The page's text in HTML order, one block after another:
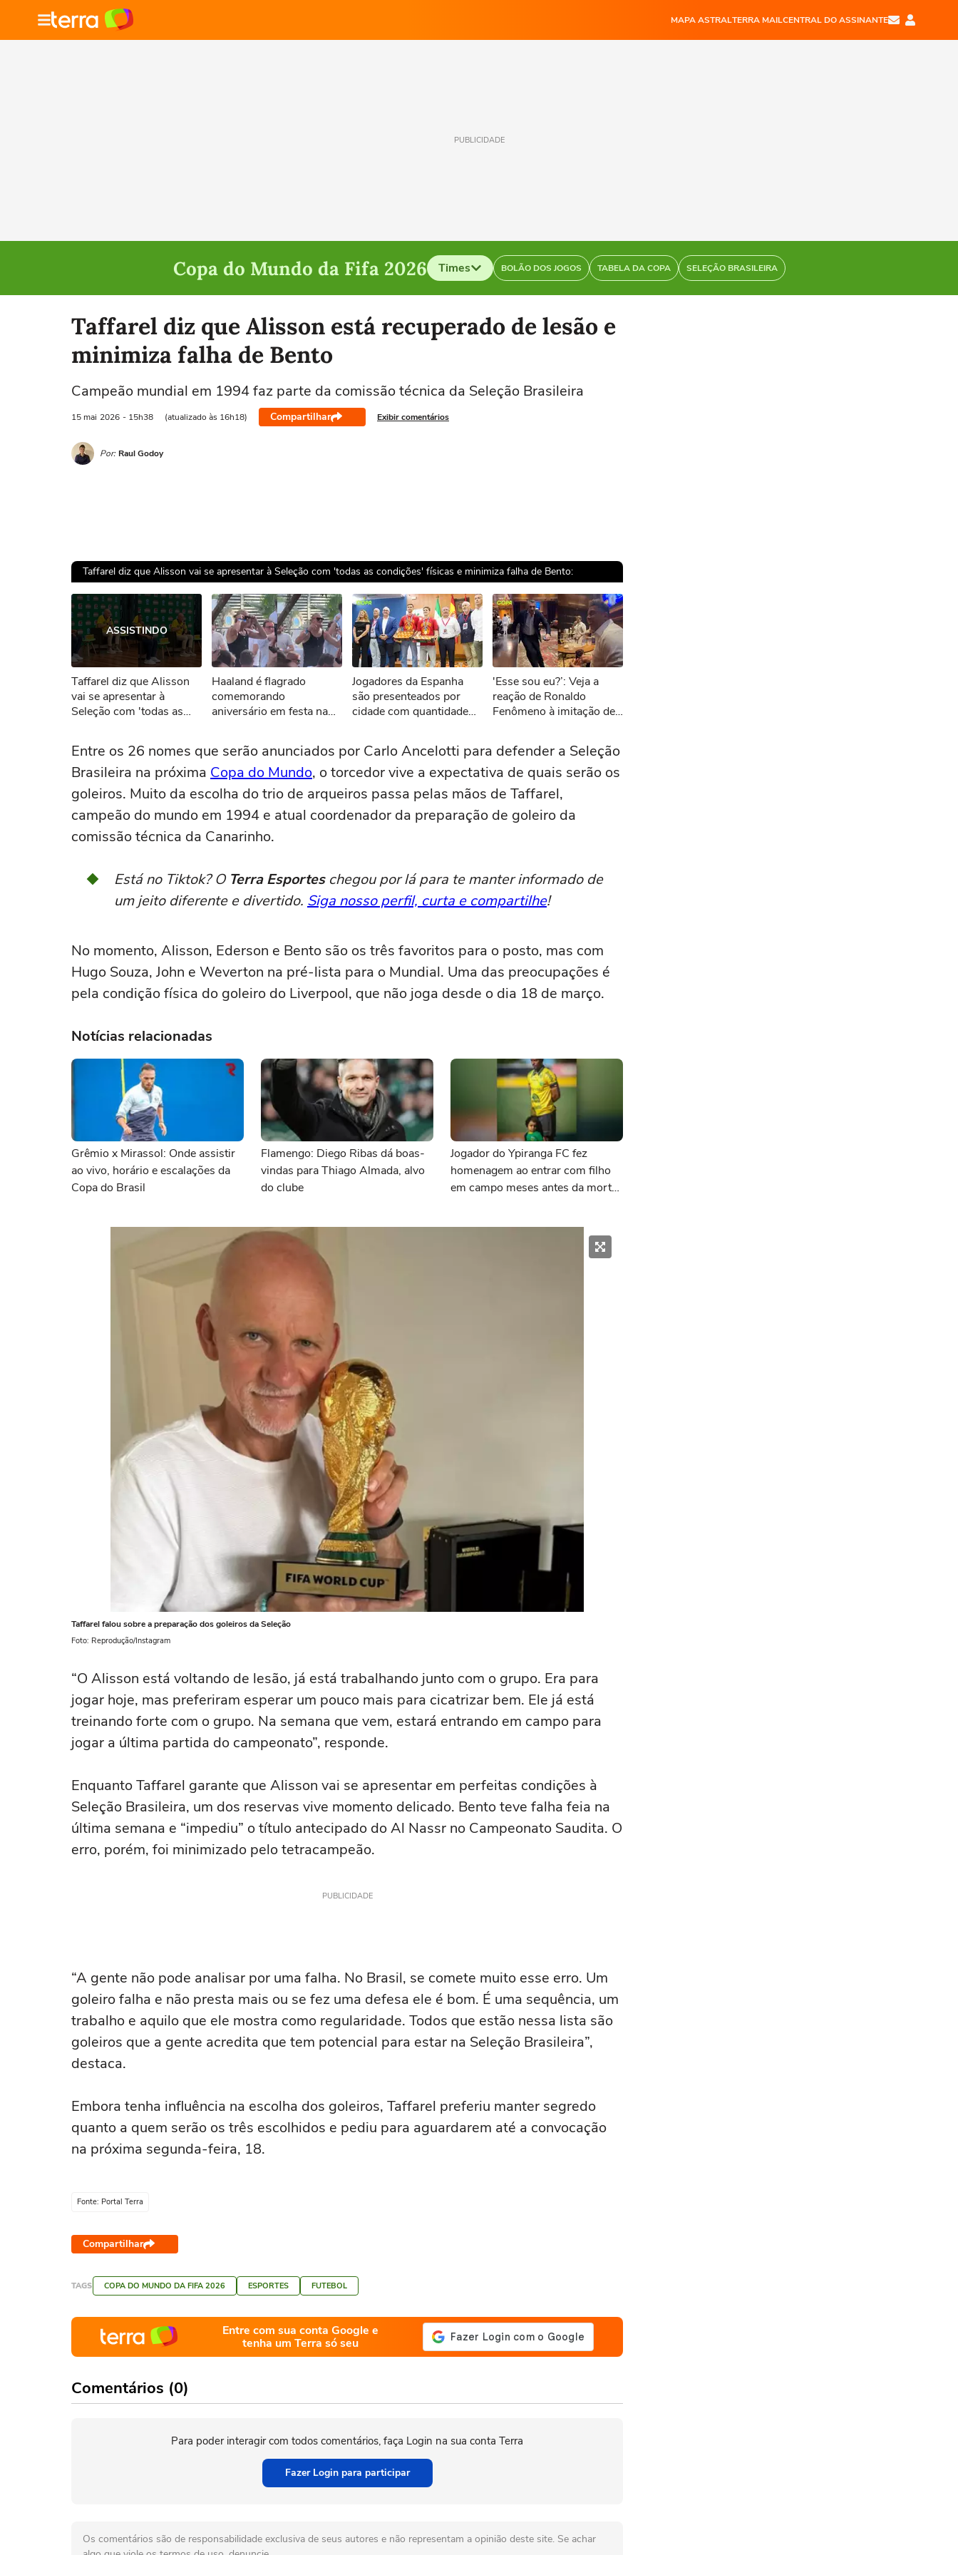
MAPA ASTRALTERRA MAILCENTRAL DO ASSINANTE
PUBLICIDADE
Copa do Mundo da Fifa 2026 Times BOLÃO DOS JOGOS TABELA DA COPA SELEÇÃO BRASILEIRA
Selecione o time para ver as notícias
Taffarel diz que Alisson está recuperado de lesão e
minimiza falha de Bento
Campeão mundial em 1994 faz parte da comissão técnica da Seleção Brasileira
15 mai 2026 - 15h38 (atualizado às 16h18) Compartilhar Exibir comentários
Por: Raul Godoy
Taffarel diz que Alisson vai se apresentar à Seleção com 'todas as condições' físicas e minimiza falha de Bento:
Ops!
Não foi possível reproduzir o vídeo
Tentar novamente
ASSISTINDO
Taffarel diz que Alisson
vai se apresentar à
Seleção com 'todas as
Haaland é flagrado
comemorando
aniversário em festa na
Jogadores da Espanha
são presenteados por
cidade com quantidade
'Esse sou eu?’: Veja a
reação de Ronaldo
Fenômeno à imitação de
Entre os 26 nomes que serão anunciados por Carlo Ancelotti para defender a Seleção
Brasileira na próxima Copa do Mundo, o torcedor vive a expectativa de quais serão os
goleiros. Muito da escolha do trio de arqueiros passa pelas mãos de Taffarel,
campeão do mundo em 1994 e atual coordenador da preparação de goleiro da
comissão técnica da Canarinho.
Está no Tiktok? O Terra Esporteschegou por lá para te manter informado de
um jeito diferente e divertido. Siga nosso perfil, curta e compartilhe!
No momento, Alisson, Ederson e Bento são os três favoritos para o posto, mas com
Hugo Souza, John e Weverton na pré-lista para o Mundial. Uma das preocupações é
pela condição física do goleiro do Liverpool, que não joga desde o dia 18 de março.
Notícias relacionadas
Grêmio x Mirassol: Onde assistir
ao vivo, horário e escalações da
Copa do Brasil
Flamengo: Diego Ribas dá boas-
vindas para Thiago Almada, alvo
do clube
Jogador do Ypiranga FC fez
homenagem ao entrar com filho
em campo meses antes da morte
Taffarel falou sobre a preparação dos goleiros da Seleção
Foto: Reprodução/Instagram
“O Alisson está voltando de lesão, já está trabalhando junto com o grupo. Era para
jogar hoje, mas preferiram esperar um pouco mais para cicatrizar bem. Ele já está
treinando forte com o grupo. Na semana que vem, estará entrando em campo para
jogar a última partida do campeonato”, responde.
Enquanto Taffarel garante que Alisson vai se apresentar em perfeitas condições à
Seleção Brasileira, um dos reservas vive momento delicado. Bento teve falha feia na
última semana e “impediu” o título antecipado do Al Nassr no Campeonato Saudita. O
erro, porém, foi minimizado pelo tetracampeão.
PUBLICIDADE
“A gente não pode analisar por uma falha. No Brasil, se comete muito esse erro. Um
goleiro falha e não presta mais ou se fez uma defesa ele é bom. É uma sequência, um
trabalho e aquilo que ele mostra como regularidade. Todos que estão nessa lista são
goleiros que a gente acredita que tem potencial para estar na Seleção Brasileira”,
destaca.
Embora tenha influência na escolha dos goleiros, Taffarel preferiu manter segredo
quanto a quem serão os três escolhidos e pediu para aguardarem até a convocação
na próxima segunda-feira, 18.
Fonte: Portal Terra
Compartilhar
TAGS COPA DO MUNDO DA FIFA 2026 ESPORTES FUTEBOL
Entre com sua conta Google e
tenha um Terra só seu
Comentários (0)
Para poder interagir com todos comentários, faça Login na sua conta Terra
Fazer Login para participar
Os comentários são de responsabilidade exclusiva de seus autores e não representam a opinião deste site. Se achar